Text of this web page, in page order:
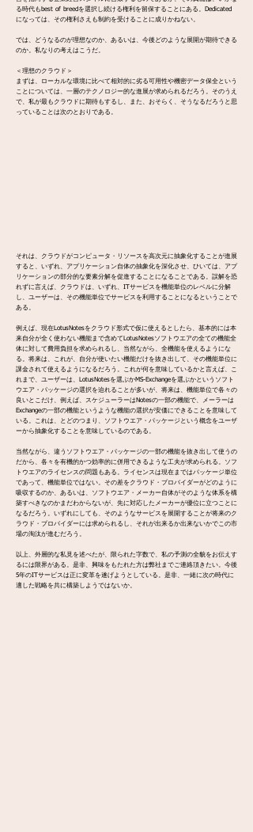
る時代もbest of breedを選択し続ける権利を留保することにある。Dedicated
になっては、その権利さえも制約を受けることに成りかねない。
では、どうなるのが理想なのか、あるいは、今後どのような展開が期待できる
のか。私なりの考えはこうだ。
＜理想のクラウド＞
まずは、ローカルな環境に比べて相対的に劣る可用性や機密データ保全という
ことについては、一層のテクノロジー的な進展が求められるだろう。そのうえ
で、私が最もクラウドに期待もするし、また、おそらく、そうなるだろうと思
っていることは次のとおりである。
それは、クラウドがコンピュータ・リソースを高次元に抽象化することが進展
すると、いずれ、アプリケーション自体の抽象化を深化させ、ひいては、アプ
リケーションの部分的な要素分解を促進することになることである。誤解を恐
れずに言えば、クラウドは、いずれ、ITサービスを機能単位のレベルに分解
し、ユーザーは、その機能単位でサービスを利用することになるということで
ある。
例えば、現在LotusNotesをクラウド形式で仮に使えるとしたら、基本的には本
来自分が全く使わない機能まで含めてLotusNotesソフトウエアの全ての機能全
体に対して費用負担を求められるし、当然ながら、全機能を使えるようにな
る。将来は、これが、自分が使いたい機能だけを抜き出して、その機能単位に
課金されて使えるようになるだろう。これが何を意味しているかと言えば、こ
れまで、ユーザーは、LotusNotesを選ぶかMS-Exchangeを選ぶかというソフト
ウエア・パッケージの選択を迫れることが多いが、将来は、機能単位で各々の
良いとこだけ、例えば、スケジューラーはNotesの一部の機能で、メーラーは
Exchangeの一部の機能というような機能の選択が安価にできることを意味して
いる。これは、とどのつまり、ソフトウエア・パッケージという概念をユーザ
ーから抽象化することを意味しているのである。
当然ながら、違うソフトウエア・パッケージの一部の機能を抜き出して使うの
だから、各々を有機的かつ効率的に併用できるような工夫が求められる。ソフ
トウエアのライセンスの問題もある。ライセンスは現在まではパッケージ単位
であって、機能単位ではない。その差をクラウド・プロバイダーがどのように
吸収するのか、あるいは、ソフトウエア・メーカー自体がそのような体系を構
築すべきなのかまだわからないが、先に対応したメーカーが優位に立つことに
なるだろう。いずれにしても、そのようなサービスを展開することが将来のク
ラウド・プロバイダーには求められるし、それが出来るか出来ないかでこの市
場の淘汰が進むだろう。
以上、外層的な私見を述べたが、限られた字数で、私の予測の全貌をお伝えす
るには限界がある。是非、興味をもたれた方は弊社までご連絡頂きたい。今後
5年のITサービスは正に変革を遂げようとしている。是非、一緒に次の時代に
適した戦略を共に構築しようではないか。